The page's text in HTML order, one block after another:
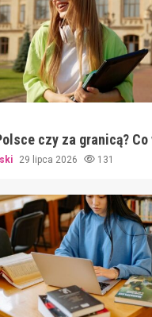
czy za granicą? Co
29 lipca 2026 131